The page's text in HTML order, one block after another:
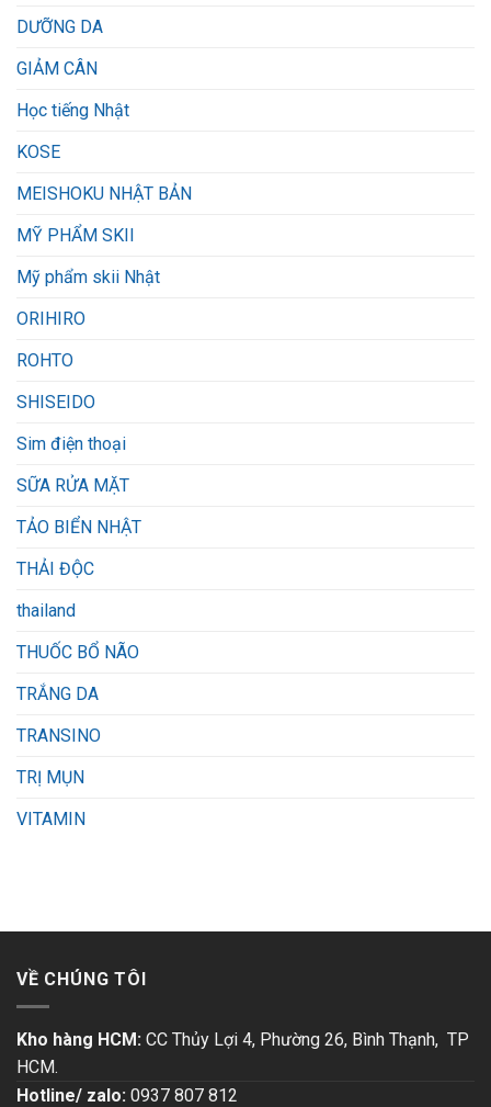
DƯỠNG DA
GIẢM CÂN
Học tiếng Nhật
KOSE
MEISHOKU NHẬT BẢN
MỸ PHẨM SKII
Mỹ phẩm skii Nhật
ORIHIRO
ROHTO
SHISEIDO
Sim điện thoại
SỮA RỬA MẶT
TẢO BIỂN NHẬT
THẢI ĐỘC
thailand
THUỐC BỔ NÃO
TRẮNG DA
TRANSINO
TRỊ MỤN
VITAMIN
VỀ CHÚNG TÔI
Kho hàng HCM: CC Thủy Lợi 4, Phường 26, Bình Thạnh, TP
HCM.
Hotline/ zalo: 0937 807 812